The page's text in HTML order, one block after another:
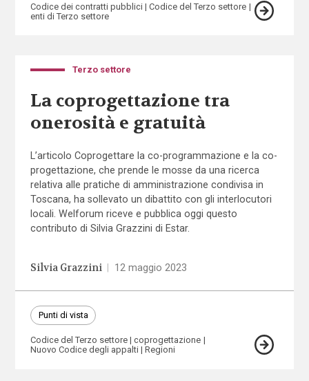
Codice dei contratti pubblici
Codice del Terzo settore
enti di Terzo settore
Terzo settore
La coprogettazione tra
onerosità e gratuità
L’articolo Coprogettare la co-programmazione e la co-
progettazione, che prende le mosse da una ricerca
relativa alle pratiche di amministrazione condivisa in
Toscana, ha sollevato un dibattito con gli interlocutori
locali. Welforum riceve e pubblica oggi questo
contributo di Silvia Grazzini di Estar.
Silvia Grazzini 12 maggio 2023
Punti di vista
Codice del Terzo settore
coprogettazione
Nuovo Codice degli appalti
Regioni